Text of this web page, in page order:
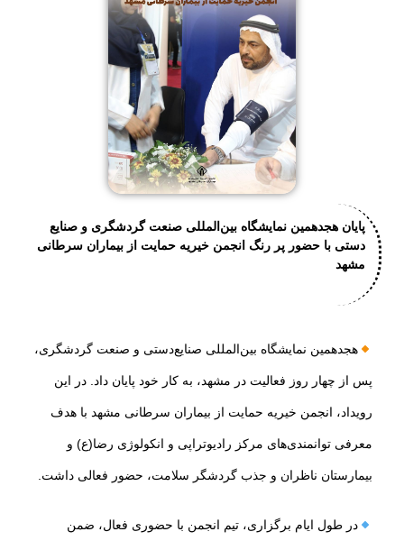
پایان هجدهمین نمایشگاه بین‌المللی صنعت گردشگری و صنایع
دستی با حضور پر رنگ انجمن خیریه حمایت از بیماران سرطانی
مشهد
هجدهمین نمایشگاه بین‌المللی صنایع‌دستی و صنعت گردشگری،
پس از چهار روز فعالیت در مشهد، به کار خود پایان داد. در این
رویداد، انجمن خیریه حمایت از بیماران سرطانی مشهد با هدف
معرفی توانمندی‌های مرکز رادیوتراپی و انکولوژی رضا(ع) و
بیمارستان ناظران و جذب گردشگر سلامت، حضور فعالی داشت.
در طول ایام برگزاری، تیم انجمن با حضوری فعال، ضمن